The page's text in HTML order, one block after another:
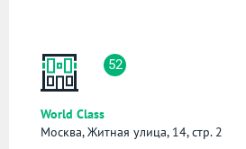
52
World Class
Москва, Житная улица, 14, стр. 2